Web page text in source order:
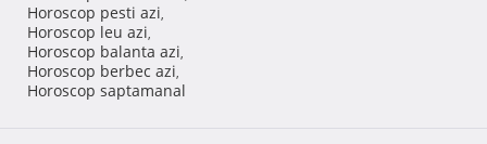
Horoscop pesti azi,
Horoscop leu azi,
Horoscop balanta azi,
Horoscop berbec azi,
Horoscop saptamanal